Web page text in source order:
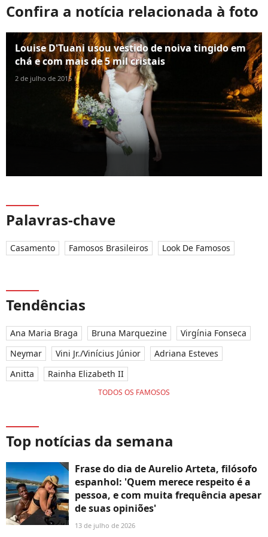
Confira a notícia relacionada à foto
Louise D'Tuani usou vestido de noiva tingido em
chá e com mais de 5 mil cristais
2 de julho de 2015
Palavras-chave
Casamento Famosos Brasileiros Look De Famosos
Tendências
Ana Maria Braga Bruna Marquezine
Virgínia Fonseca
Neymar
Vini Jr./Vinícius Júnior
Adriana Esteves
Anitta
Rainha Elizabeth II
TODOS OS FAMOSOS
Top notícias da semana
Frase do dia de Aurelio Arteta, filósofo
espanhol: 'Quem merece respeito é a
pessoa, e com muita frequência apesar
de suas opiniões'
13 de julho de 2026